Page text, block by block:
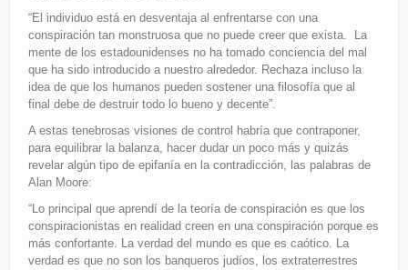
“El individuo está en desventaja al enfrentarse con una
conspiración tan monstruosa que no puede creer que exista. La
mente de los estadounidenses no ha tomado conciencia del mal
que ha sido introducido a nuestro alrededor. Rechaza incluso la
idea de que los humanos pueden sostener una filosofía que al
final debe de destruir todo lo bueno y decente”.
A estas tenebrosas visiones de control habría que contraponer,
para equilibrar la balanza, hacer dudar un poco más y quizás
revelar algún tipo de epifanía en la contradicción, las palabras de
Alan Moore:
“Lo principal que aprendí de la teoría de conspiración es que los
conspiracionistas en realidad creen en una conspiración porque es
más confortante. La verdad del mundo es que es caótico. La
verdad es que no son los banqueros judíos, los extraterrestres